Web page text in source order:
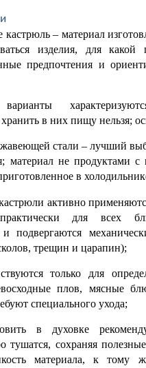
– материал
изделия, для
предпочтения и
в них пищу нельзя;
стали – лучший
материал не продуктами с
в
активно
практически для всех
подвергаются
трещин и царапин);
только для
плов, мясные
специального ухода;
в духовке
тушатся, сохраняя
материала, к тому